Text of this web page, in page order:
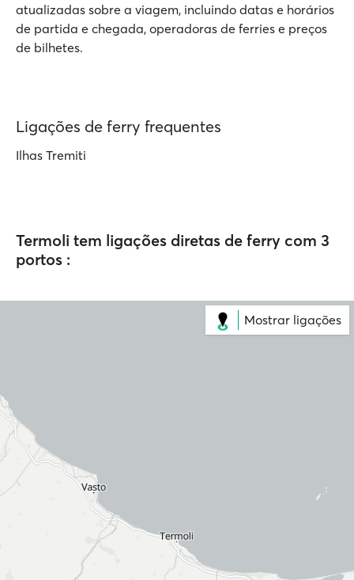
atualizadas sobre a viagem, incluindo datas e horários
de partida e chegada, operadoras de ferries e preços
de bilhetes.
Ligações de ferry frequentes
Ilhas Tremiti
Termoli tem ligações diretas de ferry com 3
portos :
Mostrar ligações